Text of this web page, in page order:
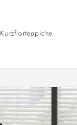
Kurzflorteppiche